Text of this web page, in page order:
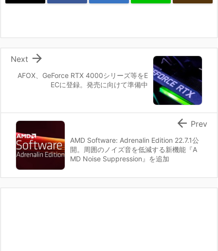
AFOX、GeForce RTX 4000シリーズ等をE
ECに登録。発売に向けて準備中

Next
AMD Software: Adrenalin Edition 22.7.1公
開。周囲のノイズ音を低減する新機能『A
MD Noise Suppression』を追加
 Prev